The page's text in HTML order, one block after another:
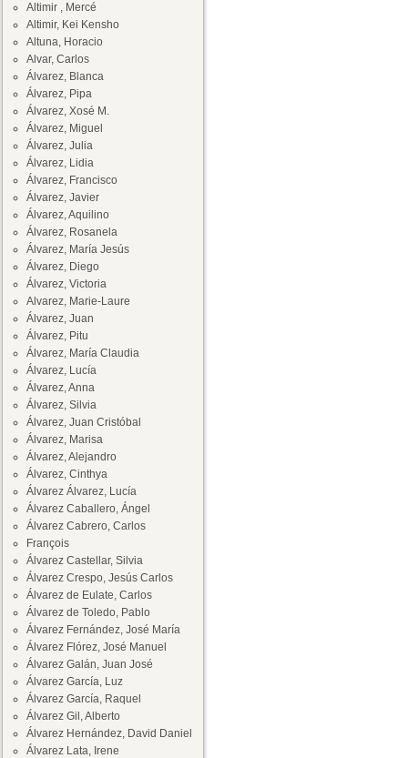
Altimir , Mercé
Altimir, Kei Kensho
Altuna, Horacio
Alvar, Carlos
Álvarez, Blanca
Álvarez, Pipa
Álvarez, Xosé M.
Álvarez, Miguel
Álvarez, Julia
Álvarez, Lidia
Álvarez, Francisco
Álvarez, Javier
Álvarez, Aquilino
Álvarez, Rosanela
Álvarez, María Jesús
Álvarez, Diego
Álvarez, Victoria
Alvarez, Marie-Laure
Álvarez, Juan
Álvarez, Pitu
Álvarez, María Claudia
Álvarez, Lucía
Álvarez, Anna
Álvarez, Silvia
Álvarez, Juan Cristóbal
Álvarez, Marisa
Álvarez, Alejandro
Álvarez, Cinthya
Álvarez Álvarez, Lucía
Álvarez Caballero, Ángel
Álvarez Cabrero, Carlos
François
Álvarez Castellar, Silvia
Álvarez Crespo, Jesús Carlos
Álvarez de Eulate, Carlos
Álvarez de Toledo, Pablo
Álvarez Fernández, José María
Álvarez Flórez, José Manuel
Álvarez Galán, Juan José
Álvarez García, Luz
Álvarez García, Raquel
Álvarez Gil, Alberto
Álvarez Hernández, David Daniel
Álvarez Lata, Irene